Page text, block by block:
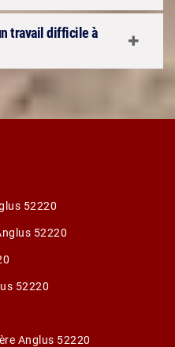
travail difficile à
52220
52220
52220
Anglus 52220